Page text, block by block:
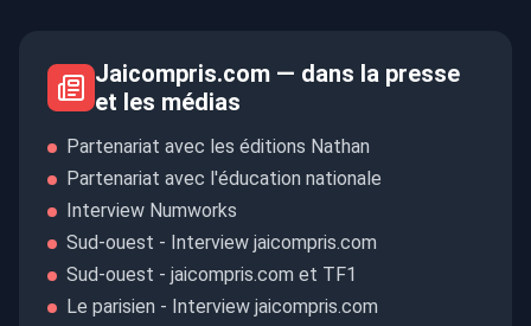
Jaicompris.com — dans la presse
et les médias
Partenariat avec les éditions Nathan
Partenariat avec l'éducation nationale
Interview Numworks
Sud-ouest - Interview jaicompris.com
Sud-ouest - jaicompris.com et TF1
Le parisien - Interview jaicompris.com